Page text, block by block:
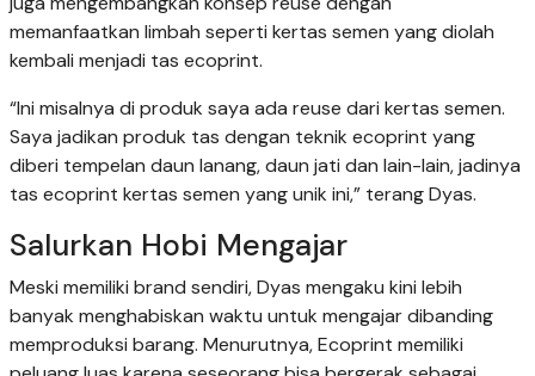
memanfaatkan limbah seperti kertas semen yang diolah
kembali menjadi tas ecoprint.
“Ini misalnya di produk saya ada reuse dari kertas semen.
Saya jadikan produk tas dengan teknik ecoprint yang
diberi tempelan daun lanang, daun jati dan lain-lain, jadinya
tas ecoprint kertas semen yang unik ini,” terang Dyas.
Salurkan Hobi Mengajar
Meski memiliki brand sendiri, Dyas mengaku kini lebih
banyak menghabiskan waktu untuk mengajar dibanding
memproduksi barang. Menurutnya, Ecoprint memiliki